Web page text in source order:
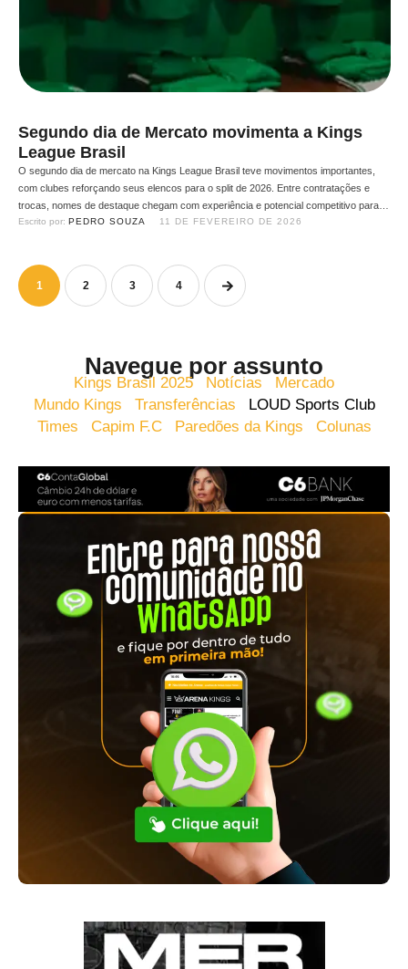
Segundo dia de Mercato movimenta a Kings
League Brasil
O segundo dia de mercato na Kings League Brasil teve movimentos importantes,
com clubes reforçando seus elencos para o split de 2026. Entre contratações e
trocas, nomes de destaque chegam com experiência e potencial competitivo para
somar nos times da liga em ritmo intenso e técnico. Abaixo, confira um perfil dos
Escrito por: PEDRO SOUZA 11 DE FEVEREIRO DE 2026
1 2 3 4
Navegue por assunto
Kings Brasil 2025 Notícias
Mercado
Mundo Kings
Transferências
LOUD Sports Club
Times
Capim F.C Paredões da Kings Colunas